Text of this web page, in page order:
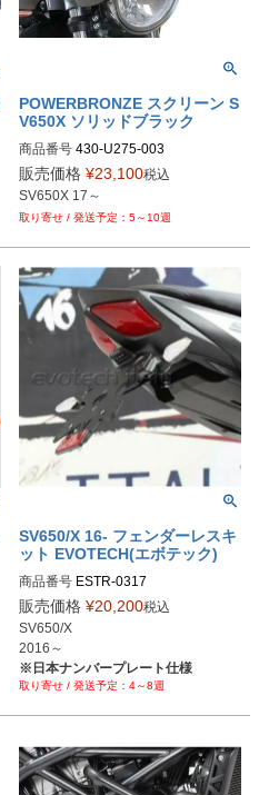
POWERBRONZE スクリーン S
V650X ソリッドブラック
商品番号 430-U275-003
販売価格 ¥23,100税込
5～10週
SV650/X 16- フェンダーレスキ
ット EVOTECH(エボテック)
商品番号 ESTR-0317
販売価格 ¥20,200税込
SV650/X
※日本ナンバープレート仕様
4～8週